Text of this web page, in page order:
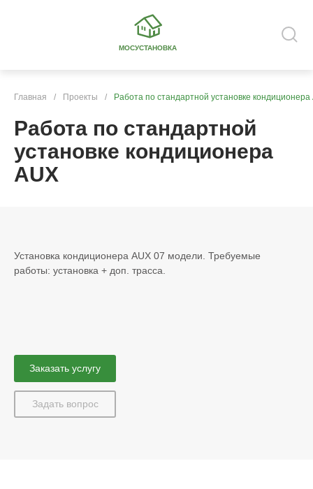
МОСУСТАНОВКА
Главная / Проекты / Работа по стандартной установке кондиционера
Работа по стандартной
установке кондиционера
AUX
Установка кондиционера AUX 07 модели. Требуемые
работы: установка + доп. трасса.
Заказать услугу
Задать вопрос